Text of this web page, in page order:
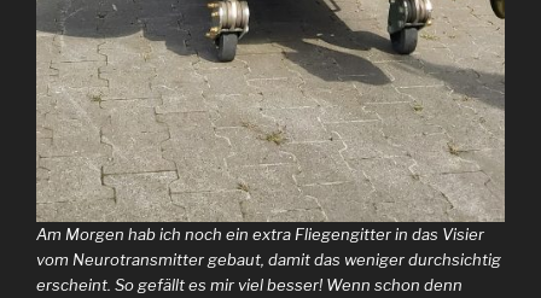
Am Morgen hab ich noch ein extra Fliegengitter in das Visier
vom Neurotransmitter gebaut, damit das weniger durchsichtig
erscheint. So gefällt es mir viel besser! Wenn schon denn